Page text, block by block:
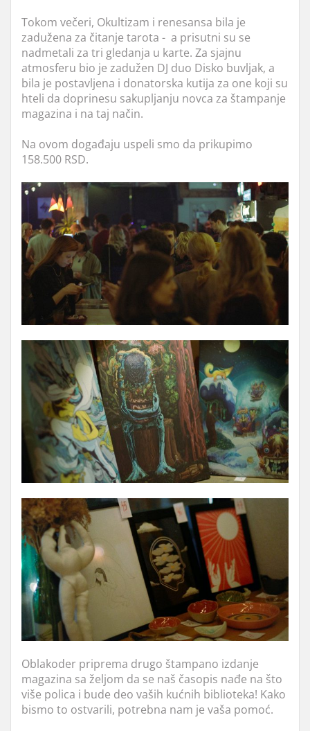
Tokom večeri, Okultizam i renesansa bila je
zadužena za čitanje tarota - a prisutni su se
nadmetali za tri gledanja u karte. Za sjajnu
atmosferu bio je zadužen DJ duo Disko buvljak, a
bila je postavljena i donatorska kutija za one koji su
hteli da doprinesu sakupljanju novca za štampanje
magazina i na taj način.
Na ovom događaju uspeli smo da prikupimo
158.500 RSD.
Oblakoder priprema drugo štampano izdanje
magazina sa željom da se naš časopis nađe na što
više polica i bude deo vaših kućnih biblioteka! Kako
bismo to ostvarili, potrebna nam je vaša pomoć.